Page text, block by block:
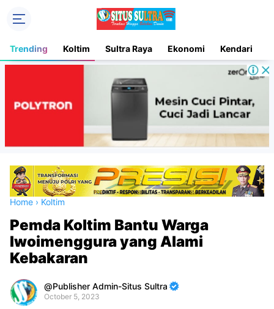
Trending Koltim Sultra Raya Ekonomi Kendari
Home › Koltim
Pemda Koltim Bantu Warga
Iwoimenggura yang Alami
Kebakaran
Publisher Admin-Situs Sultra
October 5, 2023